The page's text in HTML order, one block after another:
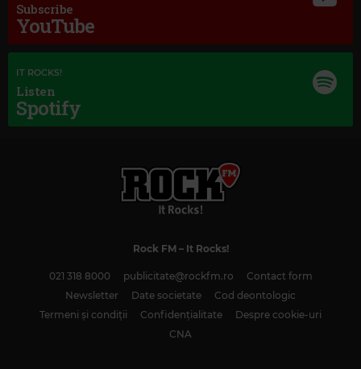
JOSEPH HAYDN–SYMPHONY NO. 92 IN G MAJOR, HOB. 1:92 "OXFORD
Subscribe
YouTube
IT ROCKS!
Listen
Spotify
Rock FM– It Rocks!
021 318 8000 publicitate@rockfm.ro
Contact form
Newsletter
Date societate
Cod deontologic
Termeni și condiții
Confidențialitate
Despre cookie-uri
CNA